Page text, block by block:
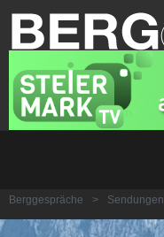
Berggespräche > Sendungen